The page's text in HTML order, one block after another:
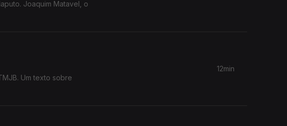
Joaquim Matavel, o
Um texto sobre
12min